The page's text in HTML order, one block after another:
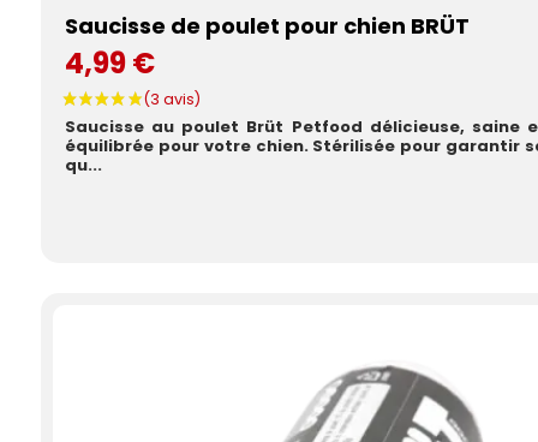
Saucisse de poulet pour chien BRÜT
4,99 €
Saucisse au poulet Brüt Petfood délicieuse, saine
équilibrée pour votre chien. Stérilisée pour garantir
qu...